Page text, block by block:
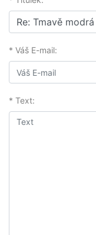
* Váš E-mail:
* Text: